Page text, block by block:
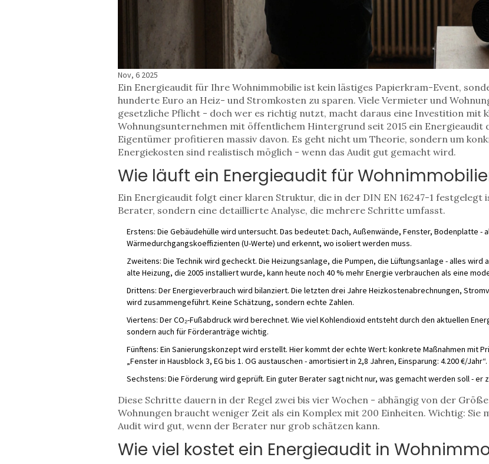
Nov, 6 2025
Ein Energieaudit für Ihre Wohnimmobilie ist kein lästiges Papierkram-Event,
hunderte Euro an Heiz- und Stromkosten zu sparen. Viele Vermieter und
gesetzliche Pflicht - doch wer es richtig nutzt, macht daraus eine Investition mit
Wohnungsunternehmen mit öffentlichem Hintergrund seit 2015 ein Energieaudit
Eigentümer profitieren massiv davon. Es geht nicht um Theorie, sondern um
Energiekosten sind realistisch möglich - wenn das Audit gut gemacht wird.
Wie läuft ein Energieaudit für
Ein Energieaudit folgt einer klaren Struktur, die in der DIN EN 16247-1 festgelegt
Berater, sondern eine detaillierte Analyse, die mehrere Schritte umfasst.
Erstens: Die Gebäudehülle wird untersucht. Das bedeutet: Dach, Außenwände, Fenster, Bodenplatte -
Wärmedurchgangskoeffizienten (U-Werte) und erkennt, wo isoliert werden muss.
Zweitens: Die Technik wird gecheckt. Die Heizungsanlage, die Pumpen, die Lüftungsanlage - alles
alte Heizung, die 2005 installiert wurde, kann heute noch 40 % mehr Energie verbrauchen als eine
Drittens: Der Energieverbrauch wird bilanziert. Die letzten drei Jahre Heizkostenabrechnungen,
wird zusammengeführt. Keine Schätzung, sondern echte Zahlen.
Viertens: Der CO₂-Fußabdruck wird berechnet. Wie viel Kohlendioxid entsteht durch den aktuellen
sondern auch für Förderanträge wichtig.
Fünftens: Ein Sanierungskonzept wird erstellt. Hier kommt der echte Wert: konkrete Maßnahmen mit
„Fenster in Hausblock 3, EG bis 1. OG austauschen - amortisiert in 2,8 Jahren, Einsparung: 4.200 €/Jahr“.
Sechstens: Die Förderung wird geprüft. Ein guter Berater sagt nicht nur, was gemacht werden soll - er
Diese Schritte dauern in der Regel zwei bis vier Wochen - abhängig von der
Wohnungen braucht weniger Zeit als ein Komplex mit 200 Einheiten. Wichtig: Sie
Audit wird gut, wenn der Berater nur grob schätzen kann.
Wie viel kostet ein Energieaudit in